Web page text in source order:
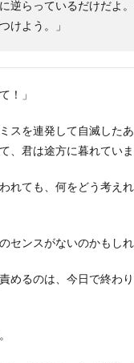
逆らっているだけだよ
けよう。」
！」
スを連発して自滅した
、君は途方に暮れてい
れても、何をどう考え
センスがないのかもし
めるのは、今日で終わ